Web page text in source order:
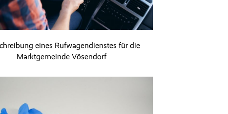
eines Rufwagendienstes für die
Marktgemeinde Vösendorf